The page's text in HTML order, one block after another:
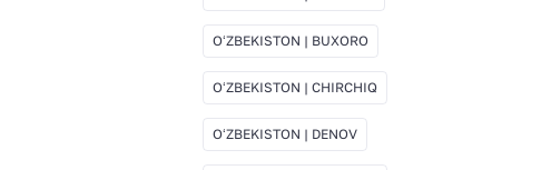
OʻZBEKISTON | BUXORO
OʻZBEKISTON | CHIRCHIQ
OʻZBEKISTON | DENOV